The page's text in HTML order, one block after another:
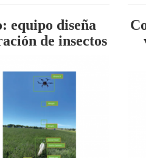
equipo diseña
de insectos